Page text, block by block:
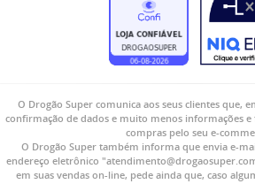
O Drogão Super comunica aos seus clientes que,
confirmação de dados e muito menos informações
compras pelo seu e-
O Drogão Super também informa que envia e-
endereço eletrônico
em suas vendas on-line, pede ainda que, caso